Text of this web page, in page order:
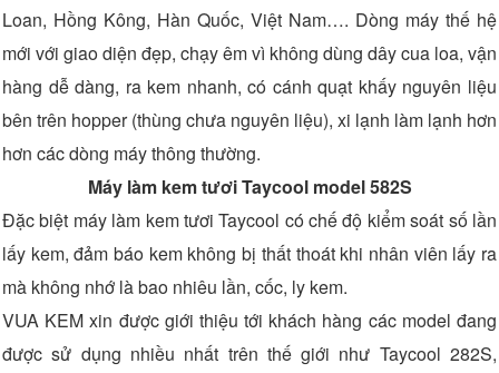
Loan, Hồng Kông, Hàn Quốc, Việt Nam…. Dòng máy thế hệ
mới với giao diện đẹp, chạy êm vì không dùng dây cua loa, vận
hàng dễ dàng, ra kem nhanh, có cánh quạt khấy nguyên liệu
bên trên hopper (thùng chưa nguyên liệu), xi lạnh làm lạnh hơn
hơn các dòng máy thông thường.
Máy làm kem tươi Taycool model 582S
Đặc biệt máy làm kem tươi Taycool có chế độ kiểm soát số lần
lấy kem, đảm báo kem không bị thất thoát khi nhân viên lấy ra
mà không nhớ là bao nhiêu lần, cốc, ly kem.
VUA KEM xin được giới thiệu tới khách hàng các model đang
được sử dụng nhiều nhất trên thế giới như Taycool 282S,